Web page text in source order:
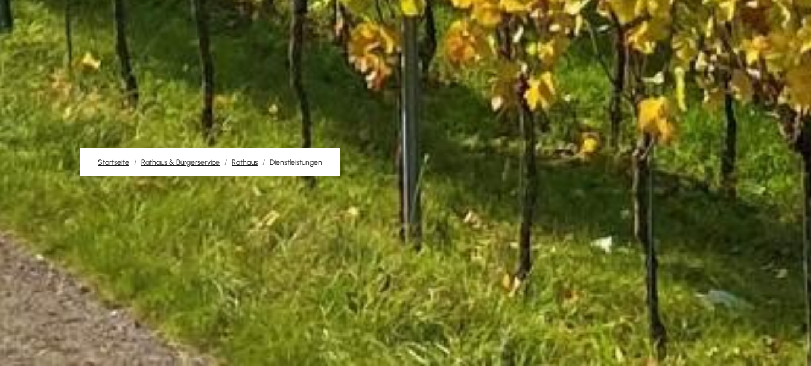
Startseite Rathaus & Bürgerservice Rathaus Dienstleistungen